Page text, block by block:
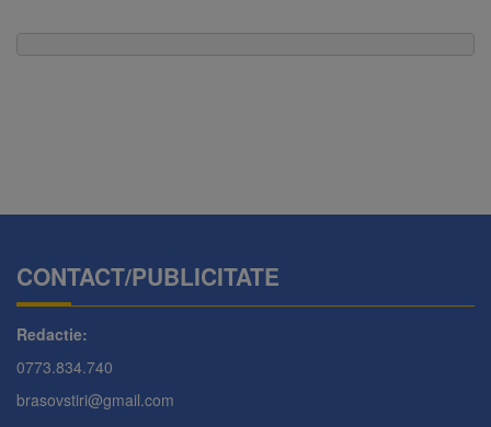
CONTACT/PUBLICITATE
Redactie:
0773.834.740
brasovstiri@gmail.com